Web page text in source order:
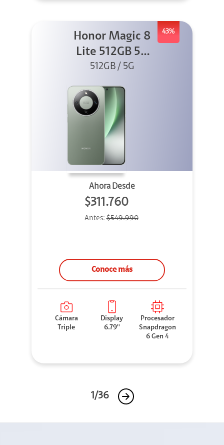
43%
Honor Magic 8
Lite 512GB 5G
Verde
512GB / 5G
Ahora Desde
$311.760
Antes:$549.990
Conoce más
Cámara
Triple
Display
6.79''
Procesador
Snapdragon
6 Gen 4
1/36